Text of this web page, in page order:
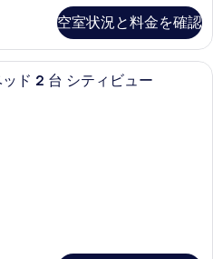
空室状況と料金を確認
ミニバー、セーフティボックス (室
ド 2 台 シティビュー